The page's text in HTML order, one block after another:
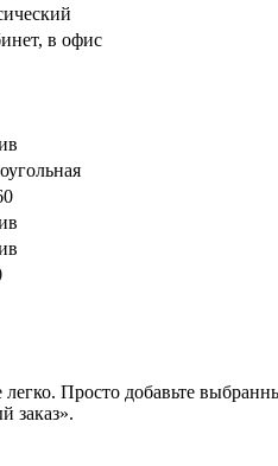
в офис
Просто добавьте
заказ».